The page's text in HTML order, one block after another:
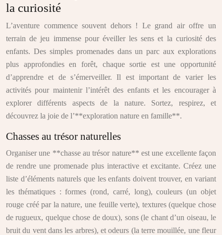
la curiosité
L’aventure commence souvent dehors ! Le grand air offre un
terrain de jeu immense pour éveiller les sens et la curiosité des
enfants. Des simples promenades dans un parc aux explorations
plus approfondies en forêt, chaque sortie est une opportunité
d’apprendre et de s’émerveiller. Il est important de varier les
activités pour maintenir l’intérêt des enfants et les encourager à
explorer différents aspects de la nature. Sortez, respirez, et
découvrez la joie de l’**exploration nature en famille**.
Chasses au trésor naturelles
Organiser une **chasse au trésor nature** est une excellente façon
de rendre une promenade plus interactive et excitante. Créez une
liste d’éléments naturels que les enfants doivent trouver, en variant
les thématiques : formes (rond, carré, long), couleurs (un objet
rouge créé par la nature, une feuille verte), textures (quelque chose
de rugueux, quelque chose de doux), sons (le chant d’un oiseau, le
bruit du vent dans les arbres), et odeurs (la terre mouillée, une fleur